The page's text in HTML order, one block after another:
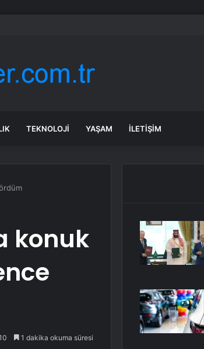
bayilere akın etti
TEKNOLOJI YAŞAM İLETIŞIM
konuk
1 dakika okuma süresi